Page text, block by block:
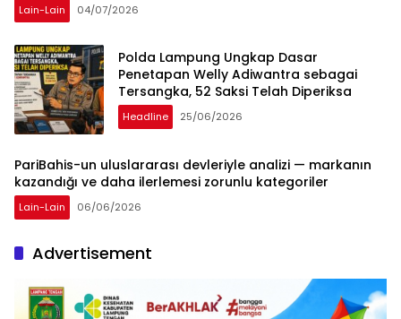
Lain-Lain 04/07/2026
Polda Lampung Ungkap Dasar
Penetapan Welly Adiwantra sebagai
Tersangka, 52 Saksi Telah Diperiksa
Headline 25/06/2026
PariBahis-un uluslararası devleriyle analizi — markanın
kazandığı ve daha ilerlemesi zorunlu kategoriler
Lain-Lain 06/06/2026
Advertisement